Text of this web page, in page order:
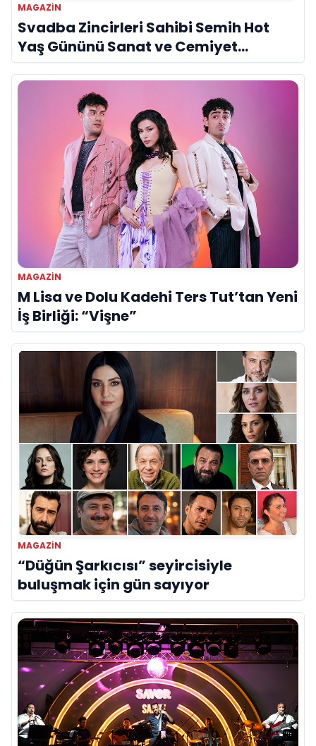
MAGAZIN
Svadba Zincirleri Sahibi Semih Hot
Yaş Gününü Sanat ve Cemiyet
Dünyasının Ünlü İsimleriyle Kutladı!
MAGAZIN
M Lisa ve Dolu Kadehi Ters Tut’tan Yeni
İş Birliği: “Vişne”
MAGAZIN
“Düğün Şarkıcısı” seyircisiyle
buluşmak için gün sayıyor